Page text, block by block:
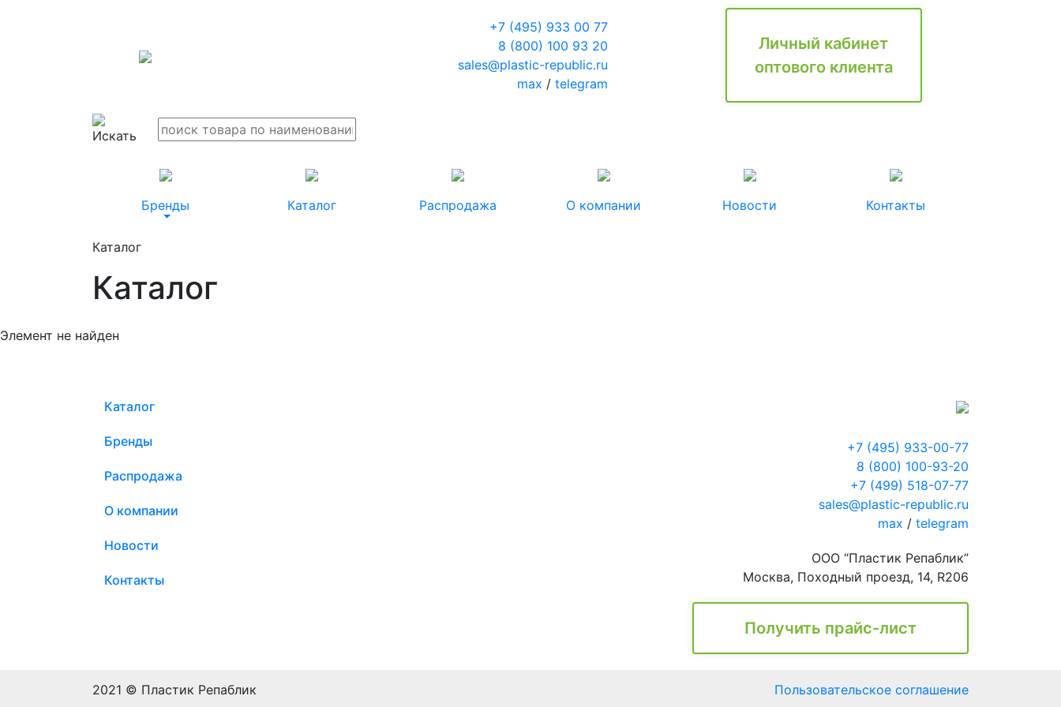
+7 (495) 933 00 77
8 (800) 100 93 20
sales@plastic-republic.ru
max / telegram
Личный кабинет
оптового клиента
Бренды Каталог Распродажа О компании Новости Контакты
Каталог
Каталог
Элемент не найден
Каталог
Бренды
Распродажа
О компании
Новости
Контакты
+7 (495) 933-00-77
8 (800) 100-93-20
+7 (499) 518-07-77
sales@plastic-republic.ru
max / telegram
ООО “Пластик Репаблик”
Москва, Походный проезд, 14, R206
Получить прайс-лист
2021 © Пластик Репаблик Пользовательское соглашение